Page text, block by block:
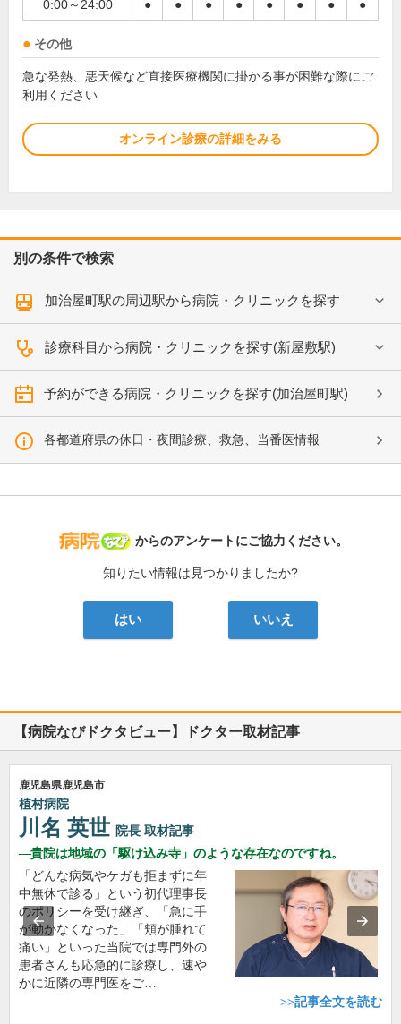
0:00～24:00 ● ● ● ● ● ● ● ●
その他
急な発熱、悪天候など直接医療機関に掛かる事が困難な際にご
利用ください
オンライン診療の詳細をみる
別の条件で検索
加治屋町駅の周辺駅から病院・クリニックを探す
診療科目から病院・クリニックを探す(新屋敷駅)
予約ができる病院・クリニックを探す(加治屋町駅)
各都道府県の休日・夜間診療、救急、当番医情報
病院なび
からのアンケートにご協力ください。
知りたい情報は見つかりましたか?
はい いいえ
【病院なびドクタビュー】ドクター取材記事
鹿児島県鹿児島市
植村病院
川名 英世 院長 取材記事
貴院は地域の「駆け込み寺」のような存在なのですね。
「どんな病気やケガも拒まずに年
中無休で診る」という初代理事長
のポリシーを受け継ぎ、「急に手
が動かなくなった」「頬が腫れて
痛い」といった当院では専門外の
患者さんも応急的に診療し、速や
かに近隣の専門医をご…
>>記事全文を読む